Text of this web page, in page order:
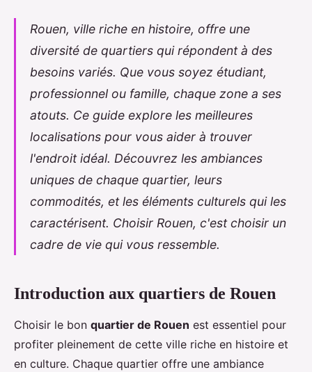
Rouen, ville riche en histoire, offre une
diversité de quartiers qui répondent à des
besoins variés. Que vous soyez étudiant,
professionnel ou famille, chaque zone a ses
atouts. Ce guide explore les meilleures
localisations pour vous aider à trouver
l'endroit idéal. Découvrez les ambiances
uniques de chaque quartier, leurs
commodités, et les éléments culturels qui les
caractérisent. Choisir Rouen, c'est choisir un
cadre de vie qui vous ressemble.
Introduction aux quartiers de Rouen
Choisir le bon quartier de Rouen est essentiel pour
profiter pleinement de cette ville riche en histoire et
en culture. Chaque quartier offre une ambiance